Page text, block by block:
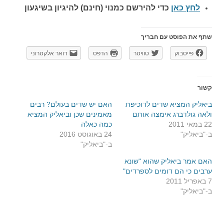
לחץ כאן כדי להירשם כמנוי (חינם) להיגיון בשיגעון
שתף את הפוסט עם חבריך
פייסבוק טוויטר הדפס דואר אלקטרוני
קשור
ביאליק המציא שדים לדוכיפת
ולאה גולדברג אימצה אותם
22 במאי 2011
ב-"ביאליק"
האם יש שדים בעולם? רבים
מאמינים שכן וביאליק המציא
כמה כאלה
24 באוגוסט 2016
ב-"ביאליק"
האם אמר ביאליק שהוא "שונא
ערבים כי הם דומים לספרדים"
7 באפריל 2011
ב-"ביאליק"